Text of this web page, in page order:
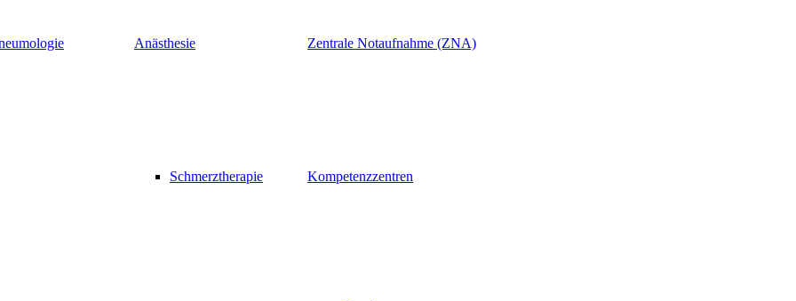
Anästhesie
Schmerztherapie
Zentrale Notaufnahme (ZNA)
Kompetenzzentren